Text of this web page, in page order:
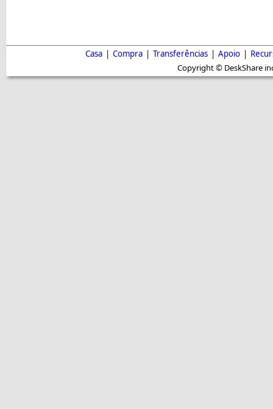
Casa | Compra | Transferências | Apoio |
Copyright © DeskShare